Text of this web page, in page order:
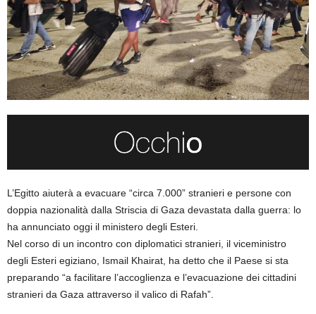
L’Egitto aiuterà a evacuare “circa 7.000” stranieri e persone con
doppia nazionalità dalla Striscia di Gaza devastata dalla guerra: lo
ha annunciato oggi il ministero degli Esteri.
Nel corso di un incontro con diplomatici stranieri, il viceministro
degli Esteri egiziano, Ismail Khairat, ha detto che il Paese si sta
preparando “a facilitare l’accoglienza e l’evacuazione dei cittadini
stranieri da Gaza attraverso il valico di Rafah”.